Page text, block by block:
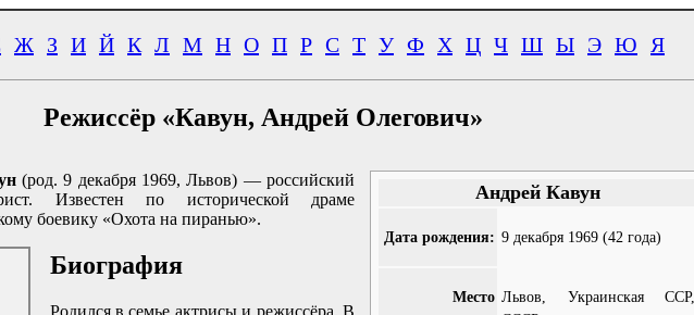
Ж З И Й К Л М Н О П Р С Т У Ф Х Ц Ч Ш Ы Э Ю Я
Режиссёр «Кавун, Андрей Олегович»
Андрей Кавун
Дата рождения: 9 декабря 1969 (42 года)
Место Львов, Украинская ССР,
(род. 9 декабря 1969, Львов) — российский
Известен по исторической драме
боевику «Охота на пиранью».
Биография
Родился в семье актрисы и режиссёра. В